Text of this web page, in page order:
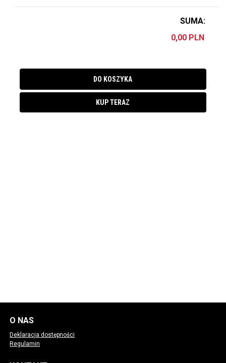
SUMA:
DO KOSZYKA
KUP TERAZ
O NAS
Deklaracja dostępności
Regulamin